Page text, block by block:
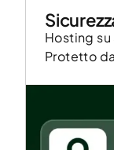
Hosting su
Protetto